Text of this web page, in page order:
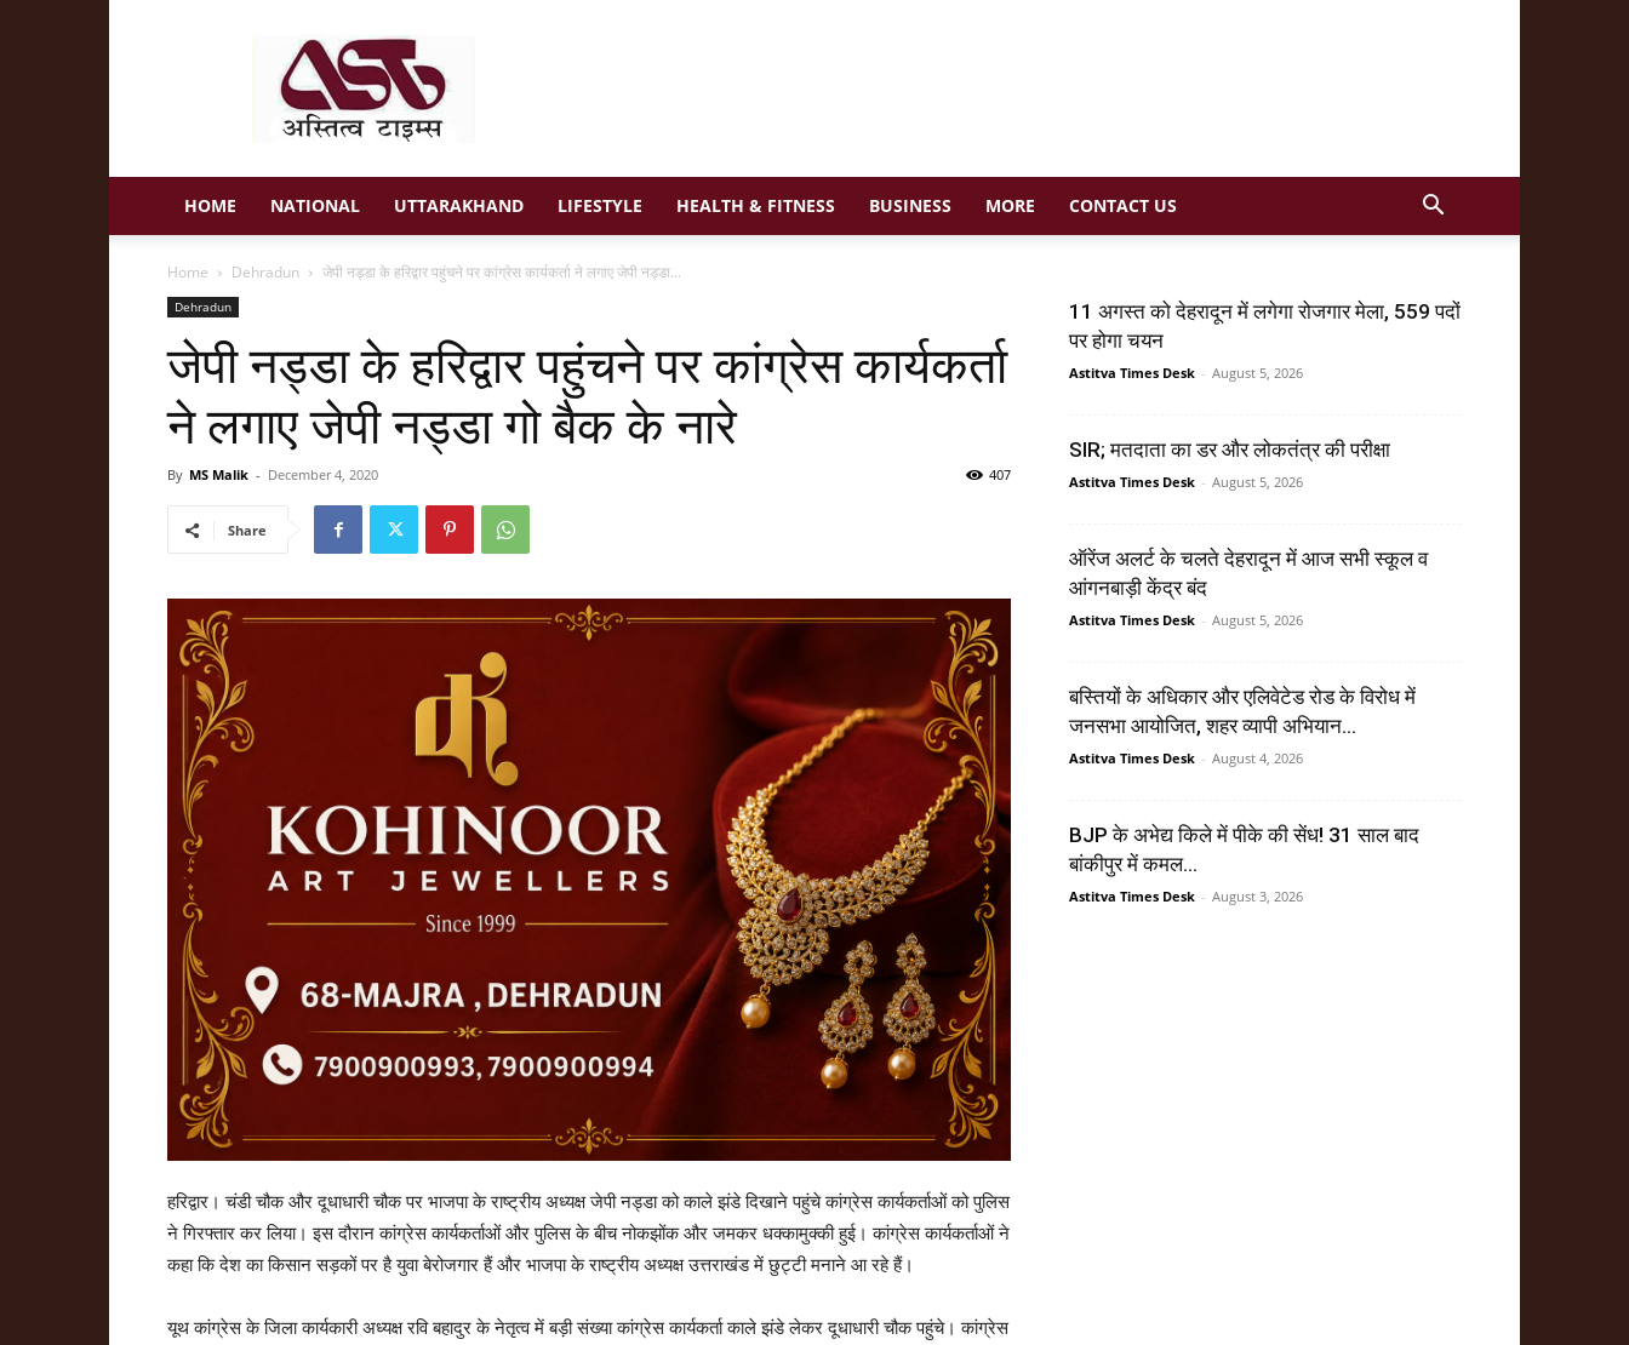
Astitva
Times
HOME NATIONAL UTTARAKHAND LIFESTYLE HEALTH & FITNESS BUSINESS MORE CONTACT US
Home Dehradun जेपी नड्डा के हरिद्वार पहुंचने पर कांग्रेस कार्यकर्ता ने लगाए जेपी नड्डा...
Dehradun
जेपी नड्डा के हरिद्वार पहुंचने पर कांग्रेस कार्यकर्ता
ने लगाए जेपी नड्डा गो बैक के नारे
By MS Malik - December 4, 2020 407
Share
हरिद्वार। चंडी चौक और दूधाधारी चौक पर भाजपा के राष्ट्रीय अध्यक्ष जेपी नड्डा को काले झंडे दिखाने पहुंचे कांग्रेस कार्यकर्ताओं को पुलिस
ने गिरफ्तार कर लिया। इस दौरान कांग्रेस कार्यकर्ताओं और पुलिस के बीच नोकझोंक और जमकर धक्कामुक्की हुई। कांग्रेस कार्यकर्ताओं ने
कहा कि देश का किसान सड़कों पर है युवा बेरोजगार हैं और भाजपा के राष्ट्रीय अध्यक्ष उत्तराखंड में छुट्टी मनाने आ रहे हैं।
यूथ कांग्रेस के जिला कार्यकारी अध्यक्ष रवि बहादुर के नेतृत्व में बड़ी संख्या कांग्रेस कार्यकर्ता काले झंडे लेकर दूधाधारी चौक पहुंचे। कांग्रेस
11 अगस्त को देहरादून में लगेगा रोजगार मेला, 559 पदों
पर होगा चयन
Astitva Times Desk - August 5, 2026
SIR; मतदाता का डर और लोकतंत्र की परीक्षा
Astitva Times Desk - August 5, 2026
ऑरेंज अलर्ट के चलते देहरादून में आज सभी स्कूल व
आंगनबाड़ी केंद्र बंद
Astitva Times Desk - August 5, 2026
बस्तियों के अधिकार और एलिवेटेड रोड के विरोध में
जनसभा आयोजित, शहर व्यापी अभियान...
Astitva Times Desk - August 4, 2026
BJP के अभेद्य किले में पीके की सेंध! 31 साल बाद
बांकीपुर में कमल...
Astitva Times Desk - August 3, 2026